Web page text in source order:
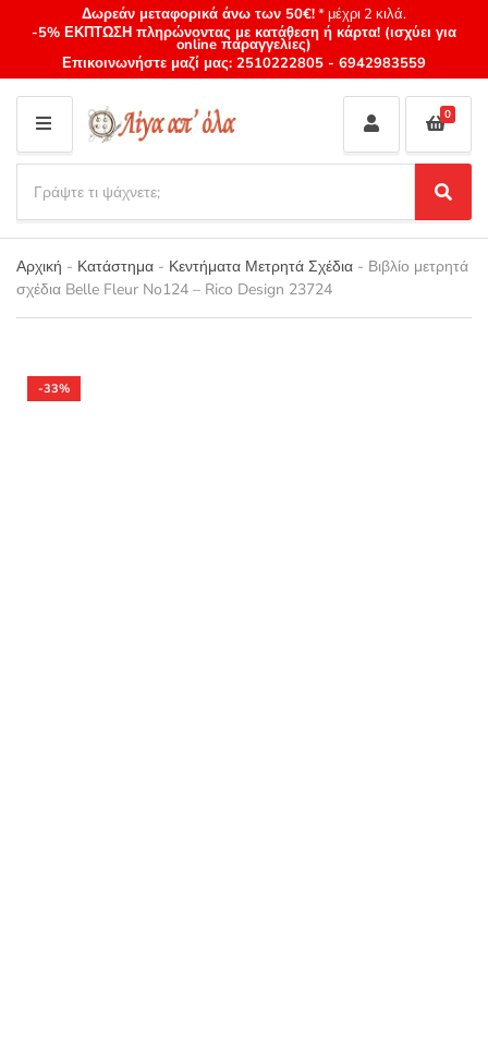
Δωρεάν μεταφορικά άνω των 50€!* μέχρι 2 κιλά.
-5% ΕΚΠΤΩΣΗ πληρώνοντας με κατάθεση ή κάρτα! (ισχύει για
online παραγγελίες)
Επικοινωνήστε μαζί μας: 2510222805 - 6942983559
M
E
N
U
Category
name
a
r
c
h
p
S
e
a
r
0
Αρχική - Κατάστημα - Κεντήματα Μετρητά Σχέδια - Βιβλίο μετρητά
σχέδια Belle Fleur No124 – Rico Design 23724
-33%